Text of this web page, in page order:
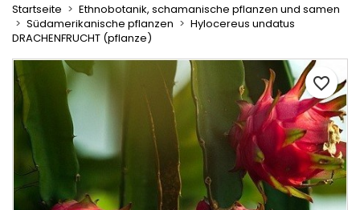
Startseite
Ethnobotanik, schamanische pflanzen und samen
Südamerikanische pflanzen
Hylocereus undatus
DRACHENFRUCHT (pflanze)
favorite_border
Abbrechen Wunschliste erstellen